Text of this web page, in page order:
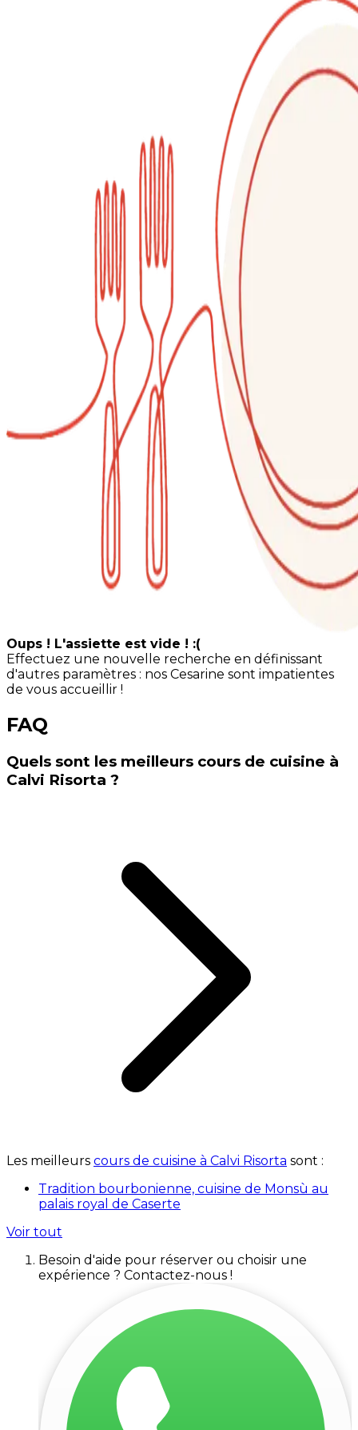
Oups ! L'assiette est vide ! :(
Effectuez une nouvelle recherche en définissant
d'autres paramètres : nos Cesarine sont impatientes
de vous accueillir !
FAQ
Quels sont les meilleurs cours de cuisine à
Calvi Risorta ?
Les meilleurs cours de cuisine à Calvi Risorta sont :
Tradition bourbonienne, cuisine de Monsù au
palais royal de Caserte
Voir tout
Besoin d'aide pour réserver ou choisir une
expérience ? Contactez-nous !